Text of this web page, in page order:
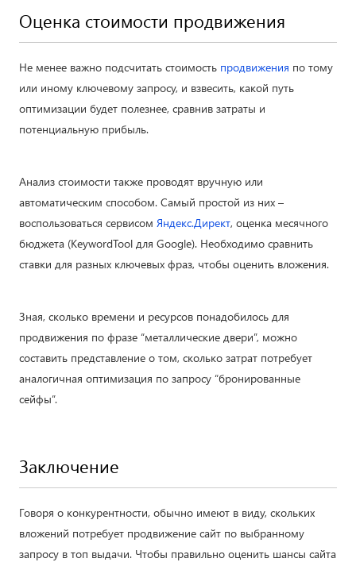
Оценка стоимости продвижения
Не менее важно подсчитать стоимость продвижения по тому
или иному ключевому запросу, и взвесить, какой путь
оптимизации будет полезнее, сравнив затраты и
потенциальную прибыль.
Анализ стоимости также проводят вручную или
автоматическим способом. Самый простой из них –
воспользоваться сервисом Яндекс.Директ, оценка месячного
бюджета (KeywordTool для Google). Необходимо сравнить
ставки для разных ключевых фраз, чтобы оценить вложения.
Зная, сколько времени и ресурсов понадобилось для
продвижения по фразе “металлические двери”, можно
составить представление о том, сколько затрат потребует
аналогичная оптимизация по запросу “бронированные
сейфы”.
Заключение
Говоря о конкурентности, обычно имеют в виду, скольких
вложений потребует продвижение сайт по выбранному
запросу в топ выдачи. Чтобы правильно оценить шансы сайта